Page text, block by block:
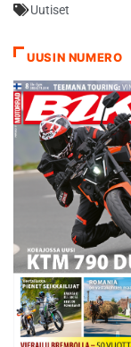
haastaa nyt kaikki
tekemään ryhmälle
lahjoituksen. Kaikkien
ryhmään liittyneiden
arvotaan erilaisia
ajan tuotepalkintoja!
olisi määrä aloittaa
kasvattaminen…
Uutiset
UUSIN NUMERO